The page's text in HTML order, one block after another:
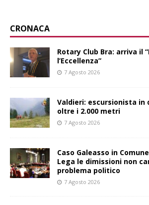
CRONACA
Rotary Club Bra: arriva il
l’Eccellenza”
7 Agosto 2026
Valdieri: escursionista
oltre i 2.000 metri
7 Agosto 2026
Caso Galeasso in
Lega le dimissioni non
problema politico
7 Agosto 2026